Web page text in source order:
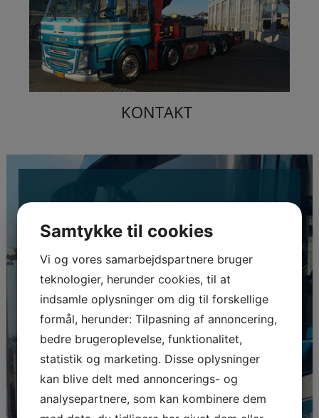
KONTAKT
OM CLAUS HANSEN
ligger i det idyliske Gurre lige ved kong Valdemars
slot, Gurre sø, og Kronborg.
Vognmand Claus Hansens historie
Claus Hansen startede sin vognmandsforretning i
1984 med en kranbil. I 1986 købte han en
vognmandsforretning og kom dermed op på 5 biler. 1
Januar 1999 blev forretningen omdannet til et
Aktieselskab.
Samtykke til cookies
Vi og vores samarbejdspartnere bruger
teknologier, herunder cookies, til at
indsamle oplysninger om dig til forskellige
formål, herunder: Tilpasning af annoncering,
bedre brugeroplevelse, funktionalitet,
statistik og marketing. Disse oplysninger
kan blive delt med annoncerings- og
analysepartnere, som kan kombinere dem